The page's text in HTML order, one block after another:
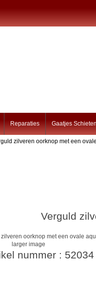
Reparaties Gaatjes Schieten
zilveren oorknop met een
Verguld
larger image
nummer : 52034